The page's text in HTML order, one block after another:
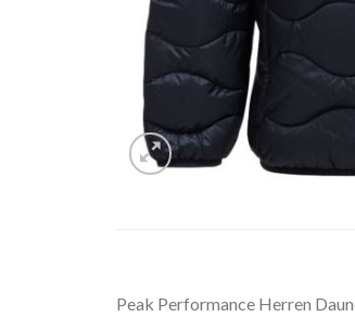
Peak Performance Herren